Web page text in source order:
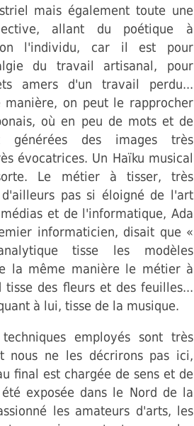
mais également toute une
allant du poétique à
l'individu, car il est pour
du travail artisanal, pour
amers d'un travail perdu...
manière, on peut le rapprocher
où en peu de mots et de
générées des images très
évocatrices. Un Haïku musical
Le métier à tisser, très
pas si éloigné de l'art
et de l'informatique, Ada
informaticien, disait que «
tisse les modèles
la même manière le métier à
tisse des fleurs et des feuilles...
à lui, tisse de la musique.
employés sont très
nous ne les décrirons pas ici,
final est chargée de sens et de
exposée dans le Nord de la
les amateurs d'arts, les